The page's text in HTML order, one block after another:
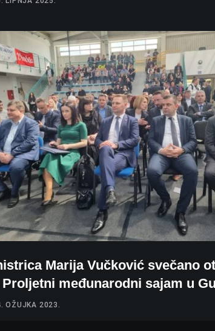
Marija Vučković svečano
Proljetni međunarodni sajam u
OŽUJKA 2023.